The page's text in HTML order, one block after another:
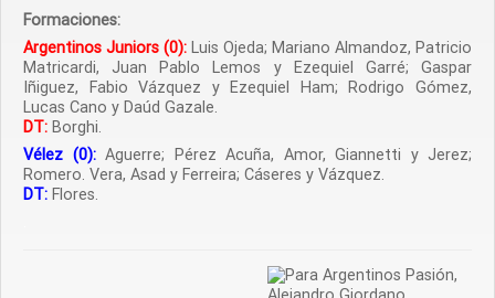
Formaciones:
Argentinos Juniors (0): Luis Ojeda; Mariano Almandoz, Patricio
Matricardi, Juan Pablo Lemos y Ezequiel Garré; Gaspar
Iñiguez, Fabio Vázquez y Ezequiel Ham; Rodrigo Gómez,
Lucas Cano y Daúd Gazale.
DT: Borghi.
Vélez (0):Aguerre; Pérez Acuña, Amor, Giannetti y Jerez;
Romero. Vera, Asad y Ferreira; Cáseres y Vázquez.
DT: Flores.